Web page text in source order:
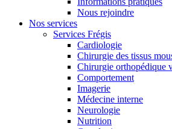
Nous rejoindre
Nos services
Services Frégis
Cardiologie
Chirurgie des tissus
Chirurgie orthopédique
Comportement
Imagerie
Médecine interne
Neurologie
Nutrition